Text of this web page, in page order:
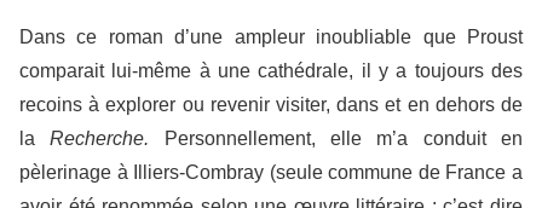
Dans ce roman d’une ampleur inoubliable que Proust
comparait lui-même à une cathédrale, il y a toujours des
recoins à explorer ou revenir visiter, dans et en dehors de
laRecherche.
Personnellement, elle m’a conduit en
pèlerinage à Illiers-Combray (seule commune de France a